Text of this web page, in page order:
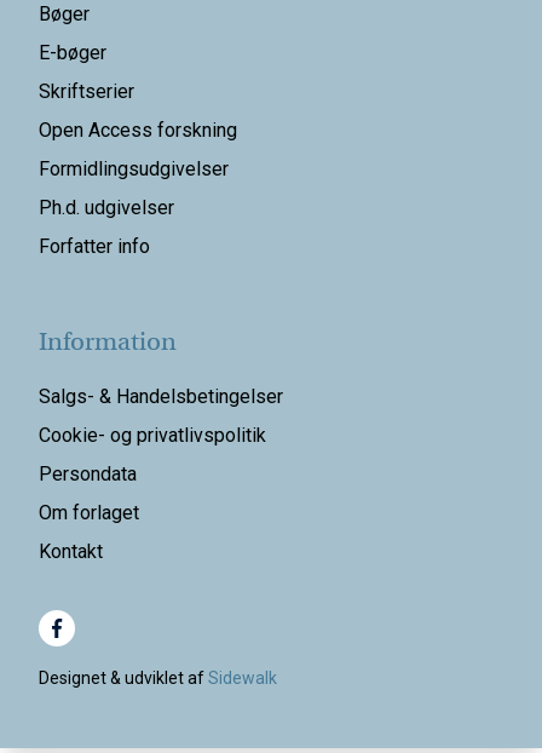
Bøger
E-bøger
Skriftserier
Open Access forskning
Formidlingsudgivelser
Ph.d. udgivelser
Forfatter info
Information
Salgs- & Handelsbetingelser
Cookie- og privatlivspolitik
Persondata
Om forlaget
Kontakt
Designet & udviklet afSidewalk